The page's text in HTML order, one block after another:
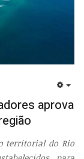
aprova
territorial do Rio